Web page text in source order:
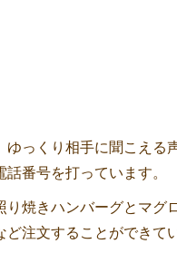
っくり相手に聞こえる
番号を打っています。
焼きハンバーグとマグ
注文することができて